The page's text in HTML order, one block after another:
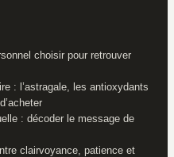
choisir pour retrouver
: l’astragale, les antioxydants
: décoder le message de
clairvoyance, patience et